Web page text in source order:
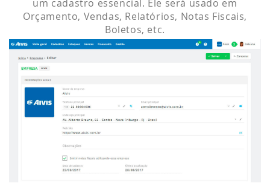
um cadastro essencial. Ele será usado em
Orçamento, Vendas, Relatórios, Notas Fiscais,
Boletos, etc.